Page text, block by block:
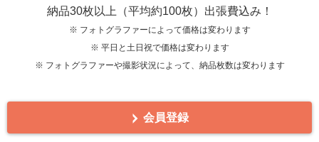
納品30枚以上（平均約100枚）出張費込み！
※ フォトグラファーによって価格は変わります
※ 平日と土日祝で価格は変わります
※ フォトグラファーや撮影状況によって、納品枚数は変わります
会員登録